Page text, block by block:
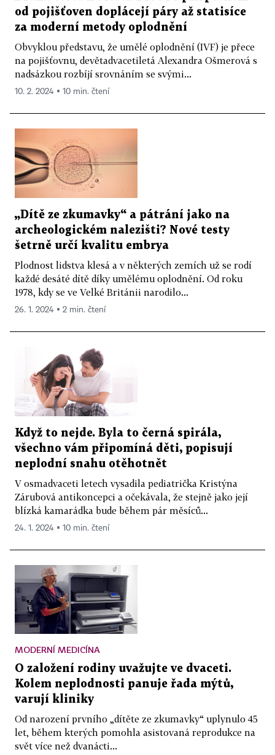
od pojišťoven doplácejí páry až statisíce
za moderní metody oplodnění
Obvyklou představu, že umělé oplodnění (IVF) je přece
na pojišťovnu, devětadvacetiletá Alexandra Ošmerová s
nadsázkou rozbíjí srovnáním se svými...
10. 2. 2024 ▪ 10 min. čtení
„Dítě ze zkumavky“ a pátrání jako na
archeologickém nalezišti? Nové testy
šetrně určí kvalitu embrya
Plodnost lidstva klesá a v některých zemích už se rodí
každé desáté dítě díky umělému oplodnění. Od roku
1978, kdy se ve Velké Británii narodilo...
26. 1. 2024 ▪ 2 min. čtení
Když to nejde. Byla to černá spirála,
všechno vám připomíná děti, popisují
neplodní snahu otěhotnět
V osmadvaceti letech vysadila pediatrička Kristýna
Zárubová antikoncepci a očekávala, že stejně jako její
blízká kamarádka bude během pár měsíců...
24. 1. 2024 ▪ 10 min. čtení
MODERNÍ MEDICÍNA
O založení rodiny uvažujte ve dvaceti.
Kolem neplodnosti panuje řada mýtů,
varují kliniky
Od narození prvního „dítěte ze zkumavky“ uplynulo 45
let, během kterých pomohla asistovaná reprodukce na
svět více než dvanácti...